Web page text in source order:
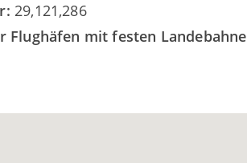
29,121,286
Flughäfen mit festen